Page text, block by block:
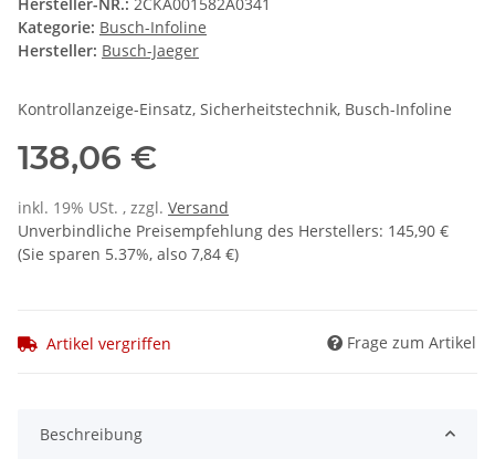
Kategorie: Busch-Infoline
Hersteller: Busch-Jaeger
Kontrollanzeige-Einsatz, Sicherheitstechnik, Busch-Infoline
138,06 €
inkl. 19% USt. , zzgl. Versand
Unverbindliche Preisempfehlung des Herstellers: 145,90 €
(Sie sparen 5.37%, also 7,84 €)
Artikel vergriffen Frage zum Artikel
Beschreibung